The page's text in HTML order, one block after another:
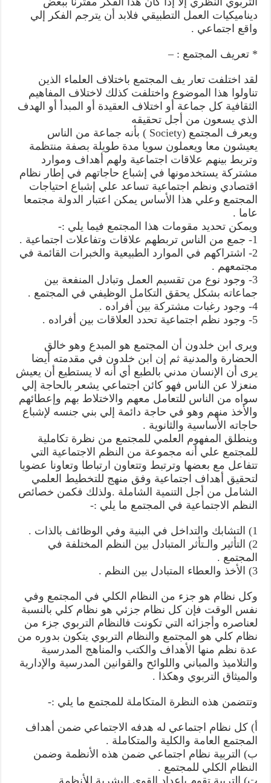
ديناميكيات العمل التطبيقي فلابد أن يترجم الفكر إلي
واقع اجتماعي .
* تعريف المجتمع : –
لقد اختلفت تعار يف المجتمع باختلاف العلماء الذين
تناولوا هذا الموضوع واختلفت كذلك لاختلاف المفاهيم
الثقافية كل جماعة أو اختلاف العقيدة أو المبدأ أو الهدف
الذي يسعون من أجل تحقيقه
ويعرف المجتمع (Society ) بأنه جماعة من الناس
يعيشون معا ويعملون سويا مدة طويلة بصفة منتظمة
وتربط بينهم علاقات اجتماعية ولهم أهداف وموارد
مشتركة يستخدمونها في إشباع حاجاتهم في إطار نظام
اقتصادي ونظم اجتماعية تساعد علي إشباع احتياجات
المجتمع وعلي هذا الأساس يمكن اعتبار الدولة مجتمعا
عاما .
ويمكن تحديد مقومات هذا المجتمع فيما يلي :-
1- جمع من الناس تربطهم علاقات وتفاعلات اجتماعية .
2- اشتراكهم في الموارد الطبيعية والخبرات القائمة في
مجتمعهم .
3- وجود نوع من تقسيم العمل وتبادل المنفعة بين
جماعاته بشكل يحقق التكامل الوظيفي في المجتمع .
4- وجود رغبات مشتركة بين أفراده .
5- وجود نظم اجتماعية تحدد العلاقات بين أفراده .
ويرى ابن خلدون أن المجتمع هو المبدع وهو خالق
الحضارة والمدنية ثم إن ابن خلدون في مقدمته أيضا
يرى أن الإنسان مدني بالطبع أي أنه لا يستطيع أن يعيش
منعزلا عن الناس فهو كائن اجتماعي يشعر بالحاجة إلي
سواه من الناس للتعامل معهم والاختلاط بهم وإعطائهم
والأخذ منهم وهو في حاجة دائمة إلي بني جنسه لإشباع
حاجاته الأساسية والثانوية .
وينطلق المفهوم العلمي للمجتمع من نظرة تكاملية
للمجتمع علي أنه مجموعة من النظم الاجتماعية التي
تتفاعل مع بعضها وترتبط وتتعاون ارتباطا وتعاونا عضويا
لتحقيق أهداف اجتماعية وفق منهج للتخطيط العلمي
الشامل من أجل التنمية الشاملة .ولذلك فكمن خصائص
النظم الاجتماعية في المجتمع ما يلي :-
1) التشابك والتداخل في البنية وفي الوظائف بالذات .
2) التأثير والـتأثر المتبادل بين النظم المختلفة في
المجتمع .
3) الأخذ والعطاء المتبادل بين النظم .
وكل نظام هو جزء من النظام الكلي في المجتمع وفي
نفس الوقت فإن كل نظام جزئي هو نظام كلي بالنسبة
لعناصره وأجزائه التي تكونت فالنظام التربوي جزء من
نظام كلي هو المجتمع والنظام التربوي يتكون بدوره من
عدة نظم منها الأهداف والكتب والمناهج المدرسية
والتلاميذ والمباني واللوائح والقوانين المدرسية والإدارية
والميثاق التربوي وهكذا .
وتتضمن هذه النظرة المتكاملة للمجتمع ما يلي :-
أ‌) كل نظام اجتماعي له هدفه الاجتماعي ضمن أهداف
المجتمع العامة والكلية والمتكاملة .
ب‌) التربية نظام اجتماعي ضمن هذه الأنظمة وضمن
النظام الكلي للمجتمع .
ت‌) التربية تقوم بإعداد القوى البشرية للأنظمة